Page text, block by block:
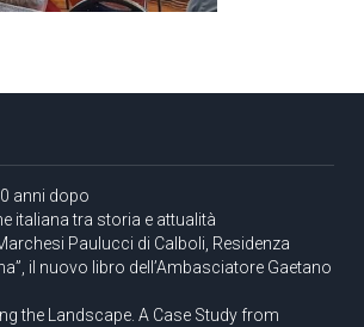
anni dopo
italiana tra storia e attualità
Paulucci di Calboli, Residenza
il nuovo libro dell’Ambasciatore Gaetano
the Landscape. A Case Study from